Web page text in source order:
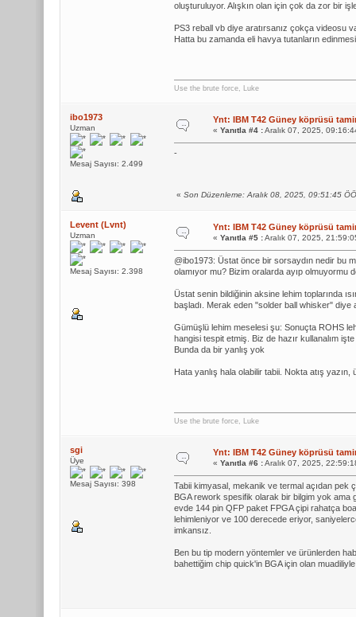
oluşturuluyor. Alışkın olan için çok da zor bir
PS3 reball vb diye aratırsanız çokça videosu
Hatta bu zamanda eli havya tutanların
Use the brute force, Luke
ibo1973
Uzman
Mesaj Sayısı: 2.499
Ynt: IBM T42 Güney köprüsü
« Yanıtla #4 :Aralık 07, 2025,
-
« Son Düzenleme: Aralık 08, 2025, 09:51:45
Levent (Lvnt)
Uzman
Mesaj Sayısı: 2.398
Ynt: IBM T42 Güney köprüsü
« Yanıtla #5 :Aralık 07, 2025,
@ibo1973: Üstat önce bir sorsaydın nedir bu
olamıyor mu? Bizim oralarda ayıp olmuyormu
Üstat senin bildiğinin aksine lehim toplarında
başladı. Merak eden "solder ball whisker"
Gümüşlü lehim meselesi şu: Sonuçta ROHS
hangisi tespit etmiş. Biz de hazır kullanalım
Bunda da bir yanlış yok
Hata yanlış hala olabilir tabii. Nokta atış
Use the brute force, Luke
sgi
Üye
Mesaj Sayısı: 398
Ynt: IBM T42 Güney köprüsü
« Yanıtla #6 :Aralık 07, 2025,
Tabii kimyasal, mekanik ve termal açıdan pek
BGA rework spesifik olarak bir bilgim yok ama
evde 144 pin QFP paket FPGA çipi rahatça
lehimleniyor ve 100 derecede eriyor,
imkansız.
Ben bu tip modern yöntemler ve ürünlerden
bahettiğim chip quick'in BGA için olan